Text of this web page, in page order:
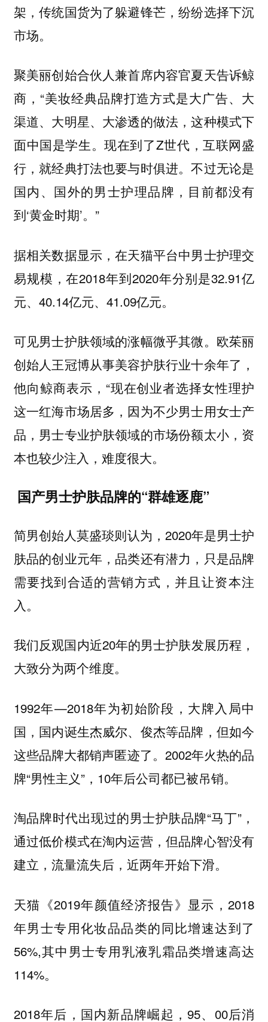
架，传统国货为了躲避锋芒，纷纷选择下沉
市场。
聚美丽创始合伙人兼首席内容官夏天告诉鲸
商，“美妆经典品牌打造方式是大广告、大
渠道、大明星、大渗透的做法，这种模式下
面中国是学生。现在到了Z世代，互联网盛
行，就经典打法也要与时俱进。不过无论是
国内、国外的男士护理品牌，目前都没有
到‘黄金时期’。”
据相关数据显示，在天猫平台中男士护理交
易规模，在2018年到2020年分别是32.91亿
元、40.14亿元、41.09亿元。
可见男士护肤领域的涨幅微乎其微。欧茱丽
创始人王冠博从事美容护肤行业十余年了，
他向鲸商表示，“现在创业者选择女性理护
这一红海市场居多，因为不少男士用女士产
品，男士专业护肤领域的市场份额太小，资
本也较少注入，难度很大。
国产男士护肤品牌的“群雄逐鹿”
简男创始人莫盛琰则认为，2020年是男士护
肤品的创业元年，品类还有潜力，只是品牌
需要找到合适的营销方式，并且让资本注
入。
我们反观国内近20年的男士护肤发展历程，
大致分为两个维度。
1992年—2018年为初始阶段，大牌入局中
国，国内诞生杰威尔、俊杰等品牌，但如今
这些品牌大都销声匿迹了。2002年火热的品
牌“男性主义”，10年后公司都已被吊销。
淘品牌时代出现过的男士护肤品牌“马丁”，
通过低价模式在淘内运营，但品牌心智没有
建立，流量流失后，近两年开始下滑。
天猫《2019年颜值经济报告》显示，2018
年男士专用化妆品品类的同比增速达到了
56%,其中男士专用乳液乳霜品类增速高达
114%。
2018年后，国内新品牌崛起，95、00后消